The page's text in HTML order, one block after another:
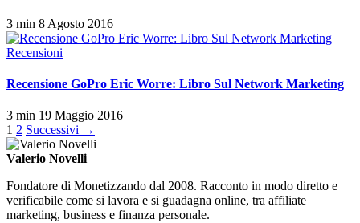
3 min 8 Agosto 2016
Recensioni
Recensione GoPro Eric Worre: Libro Sul Network Marketing
3 min 19 Maggio 2016
Paginazione
degli
articoli
1 2 Successivi →
Valerio Novelli
Fondatore di Monetizzando dal 2008. Racconto in modo diretto e
verificabile come si lavora e si guadagna online, tra affiliate
marketing, business e finanza personale.